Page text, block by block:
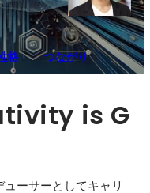
格 つながり
is G
ーサーとしてキャリ